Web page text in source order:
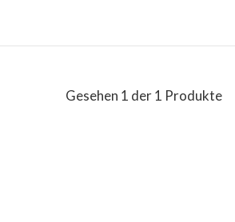
Gesehen 1 der 1 Produkte